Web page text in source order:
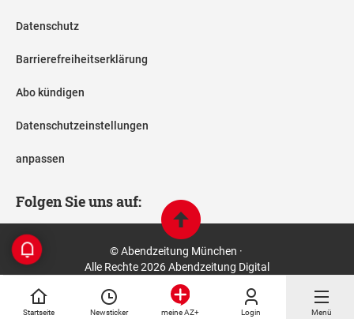
Startseite Newsticker meine AZ+ Login Menü
Datenschutz
Barrierefreiheitserklärung
Abo kündigen
Datenschutzeinstellungen
anpassen
Folgen Sie uns auf:
© Abendzeitung München ·
Alle Rechte 2026 Abendzeitung Digital